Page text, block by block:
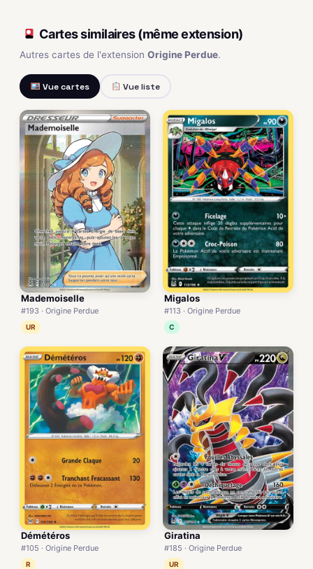
Cartes similaires (même extension)
Autres cartes de l'extension Origine Perdue.
Vue cartes Vue liste
Mademoiselle
#193 · Origine Perdue
UR
Migalos
#113 · Origine Perdue
C
Démétéros
#105 · Origine Perdue
R
Giratina
#185 · Origine Perdue
UR